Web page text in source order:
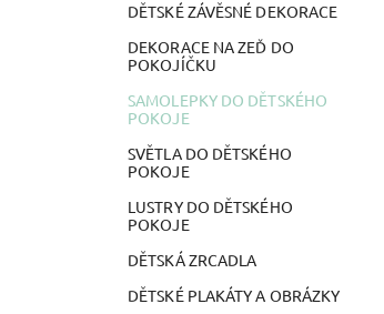
DĚTSKÉ ZÁVĚSNÉ DEKORACE
DEKORACE NA ZEĎ DO
POKOJÍČKU
SAMOLEPKY DO DĚTSKÉHO
POKOJE
SVĚTLA DO DĚTSKÉHO
POKOJE
LUSTRY DO DĚTSKÉHO
POKOJE
DĚTSKÁ ZRCADLA
DĚTSKÉ PLAKÁTY A OBRÁZKY